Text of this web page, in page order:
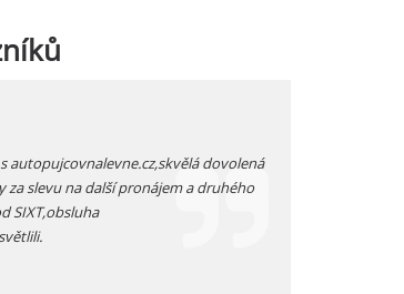
autopujcovnalevne.cz,skvělá dovolená
za slevu na další pronájem a druhého
SIXT,obsluha